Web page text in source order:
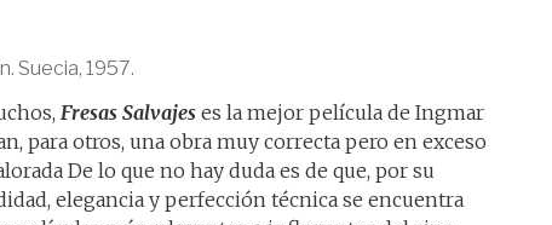
Suecia, 1957.
Fresas Salvajes es la mejor película de Ingmar
para otros, una obra muy correcta pero en exceso
De lo que no hay duda es de que, por su
elegancia y perfección técnica se encuentra